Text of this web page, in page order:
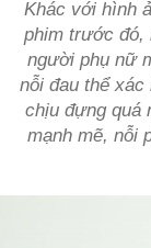
Khác với hình
phim trước đó,
người phụ nữ
nỗi đau thể xác
chịu đựng quá
mạnh mẽ, nỗi